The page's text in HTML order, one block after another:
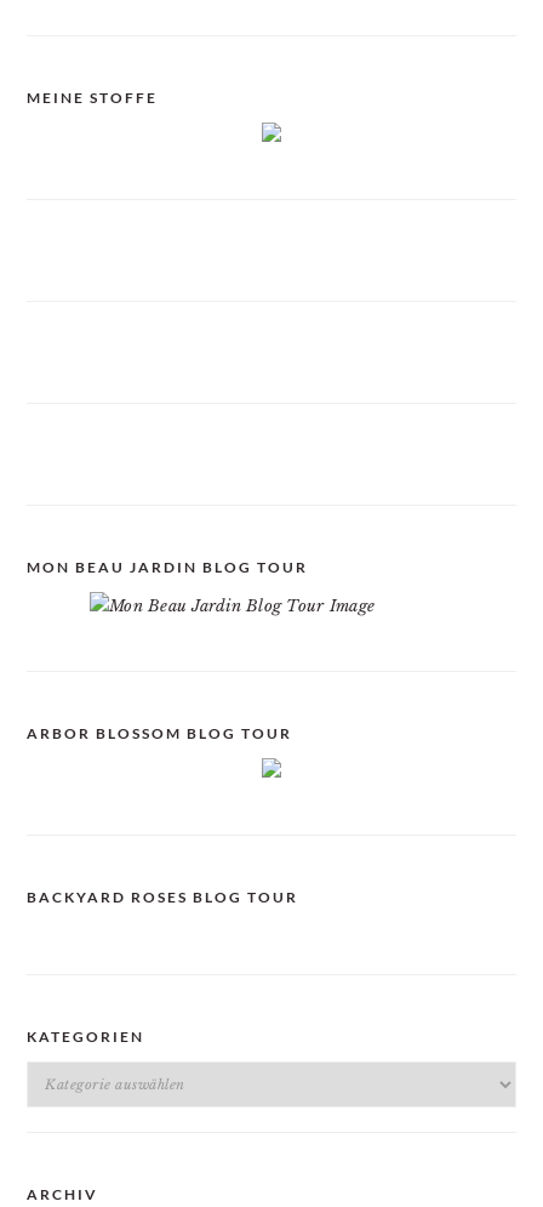
MEINE STOFFE
MON BEAU JARDIN BLOG TOUR
ARBOR BLOSSOM BLOG TOUR
BACKYARD ROSES BLOG TOUR
KATEGORIEN
Kategorien
ARCHIV